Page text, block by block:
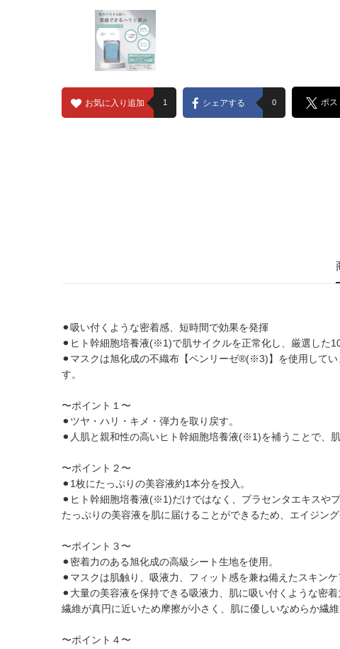
お気に入り追加 1 シェアする 0 ポス
⚫︎吸い付くような密着感、短時間で効果を発揮
⚫︎ヒト幹細胞培養液(※1)で肌サイクルを正常化し、厳選した
⚫︎マスクは旭化成の不織布【ベンリーゼ®(※3)】を使用して
す。
〜ポイント１〜
⚫︎ツヤ・ハリ・キメ・弾力を取り戻す。
⚫︎人肌と親和性の高いヒト幹細胞培養液(※1)を補うことで、
〜ポイント２〜
⚫︎1枚にたっぷりの美容液約1本分を投入。
⚫︎ヒト幹細胞培養液(※1)だけではなく、プラセンタエキスや
たっぷりの美容液を肌に届けることができるため、エイジン
〜ポイント３〜
⚫︎密着力のある旭化成の高級シート生地を使用。
⚫︎マスクは肌触り、吸液力、フィット感を兼ね備えたスキン
⚫︎大量の美容液を保持できる吸液力、肌に吸い付くような密
繊維が真円に近いため摩擦が小さく、肌に優しいなめらか繊
〜ポイント４〜